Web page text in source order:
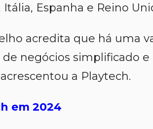
Itália, Espanha e Reino
acredita que há uma
negócios simplificado
a Playtech.
em 2024